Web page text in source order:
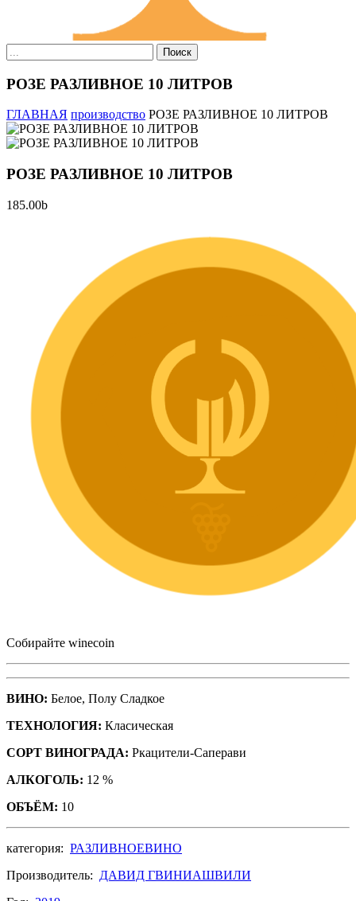
Поиск
РОЗЕ РАЗЛИВНОЕ 10 ЛИТРОВ
ГЛАВНАЯ производство РОЗЕ РАЗЛИВНОЕ 10 ЛИТРОВ
РОЗЕ РАЗЛИВНОЕ 10 ЛИТРОВ
185.00b
Собирайте winecoin
ВИНО: Белое, Полу Сладкое
ТЕХНОЛОГИЯ: Класическая
СОРТ ВИНОГРАДА: Ркацители-Саперави
АЛКОГОЛЬ: 12 %
ОБЪЁМ: 10
категория: РАЗЛИВНОЕВИНО
Производитель: ДАВИД ГВИНИАШВИЛИ